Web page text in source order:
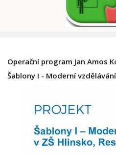
Operační program Jan Amos
Šablony I - Moderní